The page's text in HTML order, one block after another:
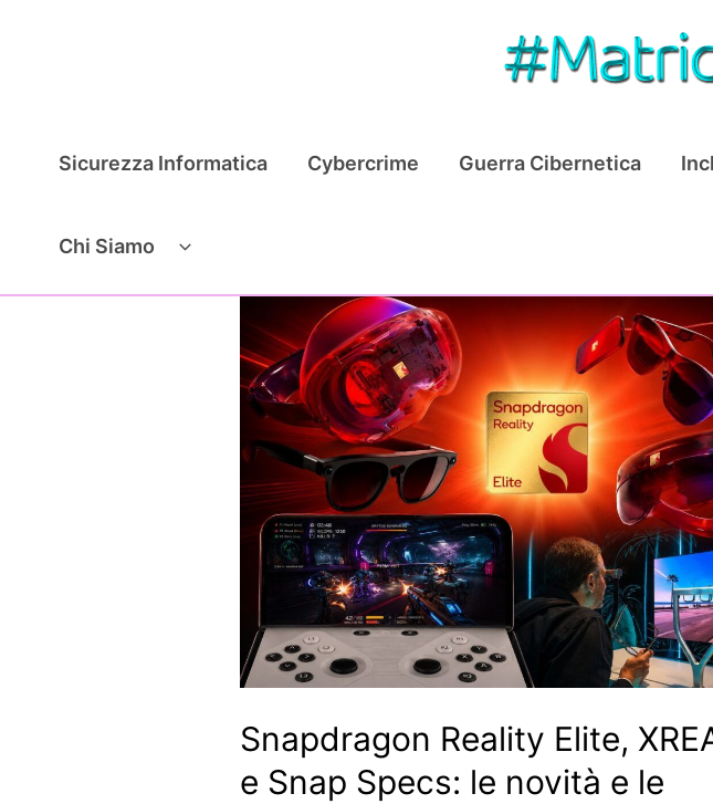
Sicurezza Informatica Cybercrime Guerra Cibernetica
Chi Siamo
Snapdragon Reality Elite,
e Snap Specs: le novità e le